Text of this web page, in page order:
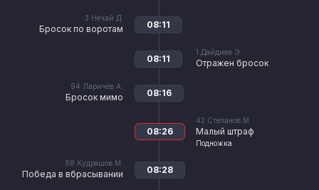
3 Нечай Д.
Бросок по воротам 08:11
1 Дайдиев Э.
Отражен бросок
08:11
94 Ларичев А.
Бросок мимо 08:16
42 Степанов М.
Малый штраф
Подножка
08:26
88 Кудряшов М.
Победа в вбрасывании 08:28